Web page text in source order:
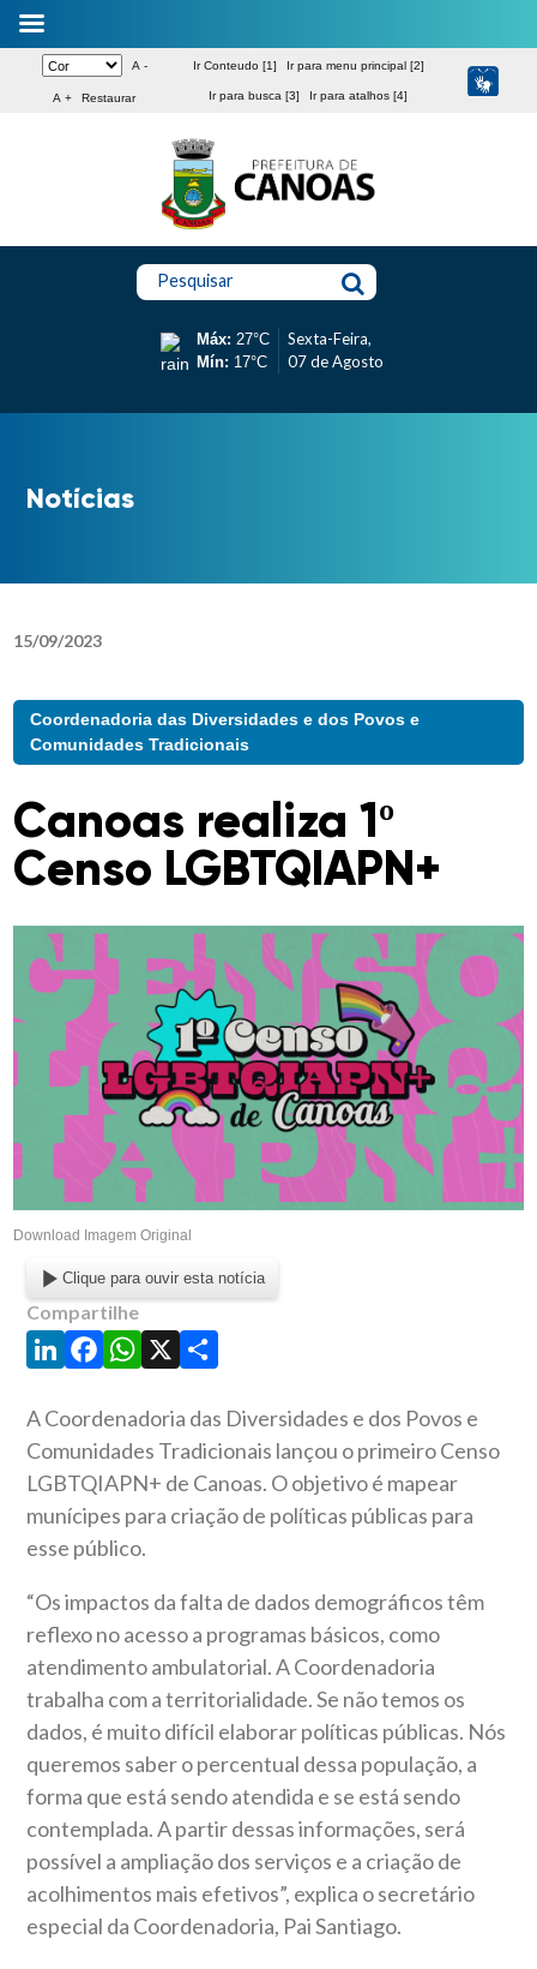
A -
A + Restaurar
Ir Conteudo [1] Ir para menu principal [2]
Ir para busca [3] Ir para atalhos [4]
Pesquisar
Máx: 27°C
Mín: 17°C
Sexta-Feira,
07 de Agosto
Notícias
15/09/2023
Coordenadoria das Diversidades e dos Povos e
Comunidades Tradicionais
Canoas realiza 1º
Censo LGBTQIAPN+
Download Imagem Original
Clique para ouvir esta notícia
Compartilhe
LinkedIn
Facebook
WhatsApp
X Share
A Coordenadoria das Diversidades e dos Povos e
Comunidades Tradicionais lançou o primeiro Censo
LGBTQIAPN+ de Canoas. O objetivo é mapear
munícipes para criação de políticas públicas para
esse público.
“Os impactos da falta de dados demográficos têm
reflexo no acesso a programas básicos, como
atendimento ambulatorial. A Coordenadoria
trabalha com a territorialidade. Se não temos os
dados, é muito difícil elaborar políticas públicas. Nós
queremos saber o percentual dessa população, a
forma que está sendo atendida e se está sendo
contemplada. A partir dessas informações, será
possível a ampliação dos serviços e a criação de
acolhimentos mais efetivos”, explica o secretário
especial da Coordenadoria, Pai Santiago.